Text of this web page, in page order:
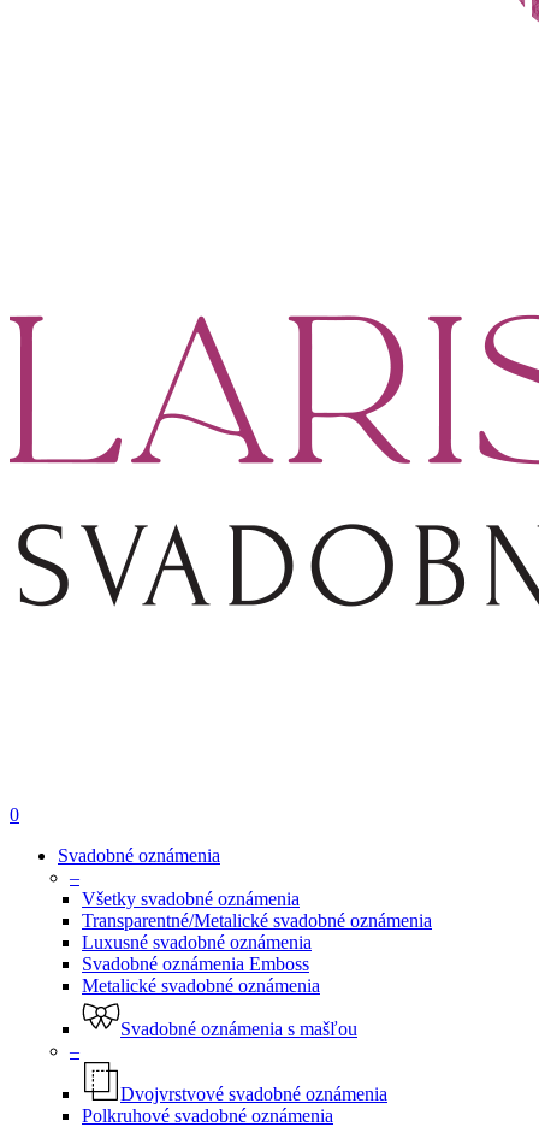
0
Svadobné oznámenia
–
Všetky svadobné oznámenia
Transparentné/Metalické svadobné oznámenia
Luxusné svadobné oznámenia
Svadobné oznámenia Emboss
Metalické svadobné oznámenia
Svadobné oznámenia s mašľou
–
Dvojvrstvové svadobné oznámenia
Polkruhové svadobné oznámenia